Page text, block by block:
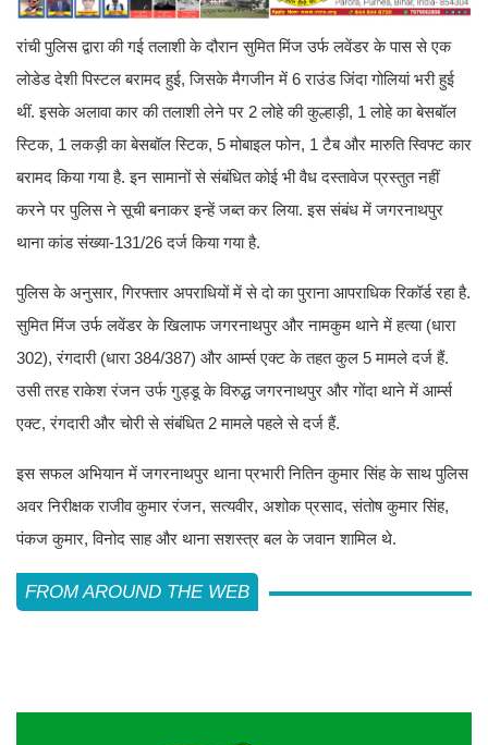
रांची पुलिस द्वारा की गई तलाशी के दौरान सुमित मिंज उर्फ लवेंडर के पास से एक
लोडेड देशी पिस्टल बरामद हुई, जिसके मैगजीन में 6 राउंड जिंदा गोलियां भरी हुई
थीं. इसके अलावा कार की तलाशी लेने पर 2 लोहे की कुल्हाड़ी, 1 लोहे का बेसबॉल
स्टिक, 1 लकड़ी का बेसबॉल स्टिक, 5 मोबाइल फोन, 1 टैब और मारुति स्विफ्ट कार
बरामद किया गया है. इन सामानों से संबंधित कोई भी वैध दस्तावेज प्रस्तुत नहीं
करने पर पुलिस ने सूची बनाकर इन्हें जब्त कर लिया. इस संबंध में जगरनाथपुर
थाना कांड संख्या-131/26 दर्ज किया गया है.
पुलिस के अनुसार, गिरफ्तार अपराधियों में से दो का पुराना आपराधिक रिकॉर्ड रहा है.
सुमित मिंज उर्फ लवेंडर के खिलाफ जगरनाथपुर और नामकुम थाने में हत्या (धारा
302), रंगदारी (धारा 384/387) और आर्म्स एक्ट के तहत कुल 5 मामले दर्ज हैं.
उसी तरह राकेश रंजन उर्फ गुड्डू के विरुद्ध जगरनाथपुर और गोंदा थाने में आर्म्स
एक्ट, रंगदारी और चोरी से संबंधित 2 मामले पहले से दर्ज हैं.
इस सफल अभियान में जगरनाथपुर थाना प्रभारी नितिन कुमार सिंह के साथ पुलिस
अवर निरीक्षक राजीव कुमार रंजन, सत्यवीर, अशोक प्रसाद, संतोष कुमार सिंह,
पंकज कुमार, विनोद साह और थाना सशस्त्र बल के जवान शामिल थे.
FROM AROUND THE WEB